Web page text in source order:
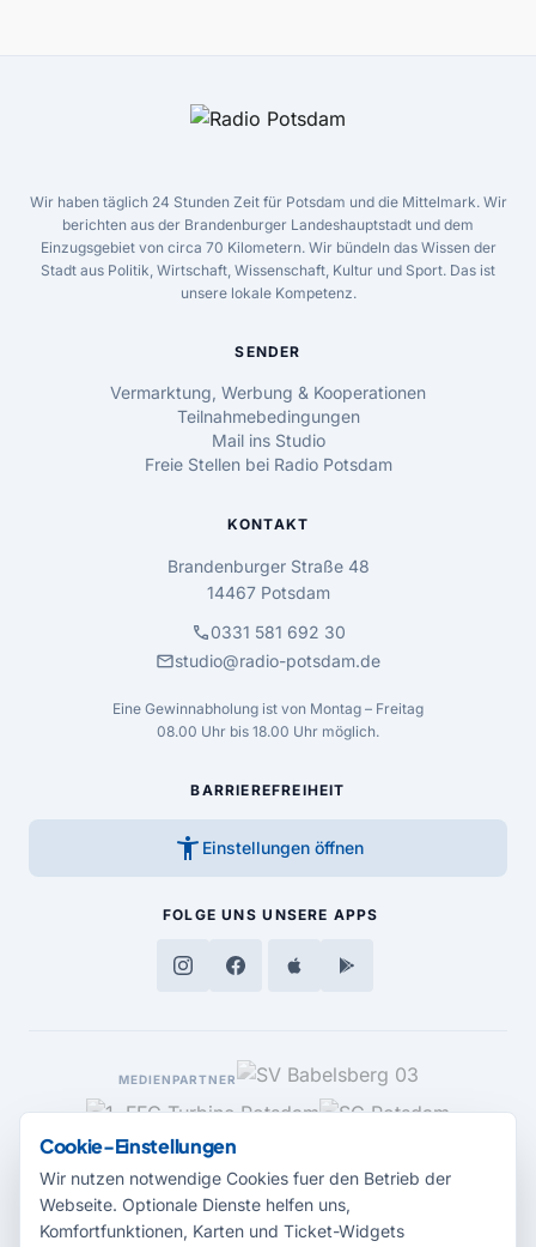
Wir haben täglich 24 Stunden Zeit für Potsdam und die Mittelmark. Wir
berichten aus der Brandenburger Landeshauptstadt und dem
Einzugsgebiet von circa 70 Kilometern. Wir bündeln das Wissen der
Stadt aus Politik, Wirtschaft, Wissenschaft, Kultur und Sport. Das ist
unsere lokale Kompetenz.
SENDER
Vermarktung, Werbung & Kooperationen
Teilnahmebedingungen
Mail ins Studio
Freie Stellen bei Radio Potsdam
KONTAKT
Brandenburger Straße 48
14467 Potsdam
call0331 581 692 30
mailstudio@radio-potsdam.de
Eine Gewinnabholung ist von Montag – Freitag
08.00 Uhr bis 18.00 Uhr möglich.
BARRIEREFREIHEIT
accessibility_new Einstellungen öffnen
FOLGE UNS UNSERE APPS
MEDIENPARTNER
Cookie-Einstellungen
Wir nutzen notwendige Cookies fuer den Betrieb der
Webseite. Optionale Dienste helfen uns,
Komfortfunktionen, Karten und Ticket-Widgets